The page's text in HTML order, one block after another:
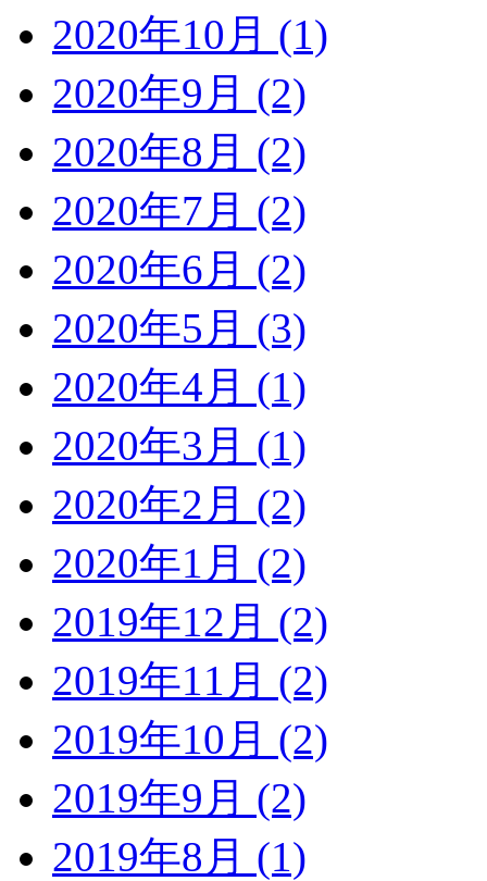
2020年10月 (1)
2020年9月 (2)
2020年8月 (2)
2020年7月 (2)
2020年6月 (2)
2020年5月 (3)
2020年4月 (1)
2020年3月 (1)
2020年2月 (2)
2020年1月 (2)
2019年12月 (2)
2019年11月 (2)
2019年10月 (2)
2019年9月 (2)
2019年8月 (1)